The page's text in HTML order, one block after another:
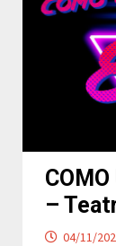
–
04/11/